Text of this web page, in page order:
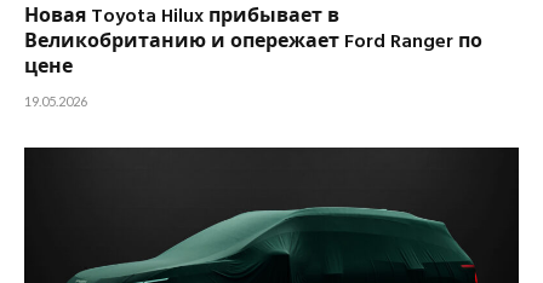
Новая Toyota Hilux прибывает в
Великобританию и опережает Ford Ranger по
цене
19.05.2026